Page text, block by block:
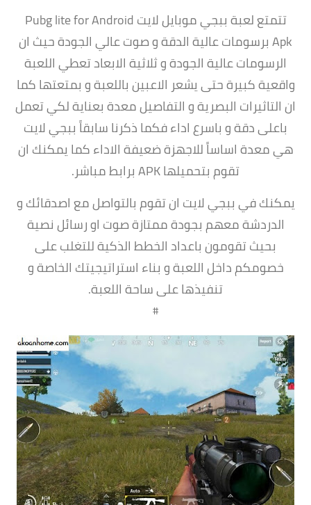
تتمتع لعبة ببجي موبايل لايت Pubg lite for Android
Apk برسومات عالية الدقة و صوت عالي الجودة حيث ان
الرسومات عالية الجودة و ثلاثية الابعاد تعطي اللعبة
واقعية كبيرة حتى يشعر الاعبين باللعبة و بمتعتها كما
ان التاثيرات البصرية و التفاصيل معدة بعناية لكي تعمل
باعلى دقة و باسرع اداء فكما ذكرنا سابقاً ببجي لايت
هي معدة اساساً للاجهزة ضعيفة الاداء كما يمكنك ان
تقوم بتحميلها APK برابط مباشر.
يمكنك في ببجي لايت ان تقوم بالتواصل مع اصدقائك و
الدردشة معهم بجودة ممتازة صوت او رسائل نصية
بحيث تقومون باعداد الخطط الذكية للتغلب على
خصومكم داخل اللعبة و بناء استراتيجيتك الخاصة و
تنفيذها على ساحة اللعبة.
#